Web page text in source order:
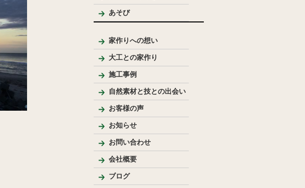
あそび
家作りへの想い
大工との家作り
家づくりの流れとポイント
プレゼンテーション
大工のこだわり
施工事例
新築自然素材を使った家
純和風住宅
洋風住宅
リフォーム
LDK
バス・洗面
トイレ
内装
外まわり
その他
リノベーション
手作り家具
テーブル・座卓等
ベンチ・椅子等
収納棚・家具等
花台・棚板・衝立等
手作りキッチン・洗面台
ウッドデッキ
模型
その他
自然素材と技との出会い
お客様の声
お知らせ
お問い合わせ
会社概要
代表プロフィール
ブログ